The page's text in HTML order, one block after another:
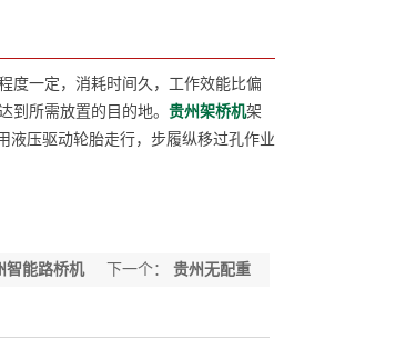
度一定，消耗时间久，工作效能比偏
到所需放置的目的地。 贵州架桥机架
液压驱动轮胎走行，步履纵移过孔作业
智能路桥机 下一个：
贵州无配重